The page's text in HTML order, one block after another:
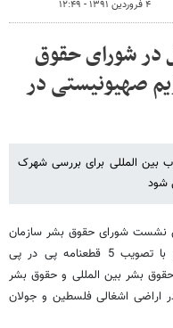
۴ فروردین ۱۳۹۱ - ۱۲:۴۹
در شورای حقوق
صهیونیستی در
بین المللی برای بررسی شهرک
شود
نشست شورای حقوق بشر سازمان
ملل ، جامعه بین المللی بطور بی سابقه ای با تصویب 5 قطعنامه پی در پی
بشر بین المللی و حقوق بشر
اراضی اشغالی فلسطین و جولان